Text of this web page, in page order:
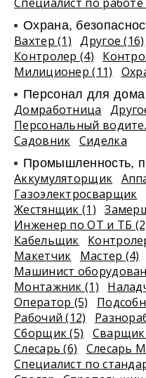
Охрана,
Вахтер (1) Другое (16)
Контролер (4)
Милиционер (11)
Персонал для дома
Домработница
Персональный
Садовник Сиделка
Промышленность,
Аккумуляторщик
Газоэлектросварщик
Жестянщик (1)
Инженер по ОТ и ТБ
Кабельщик
Макетчик
Мастер (4)
Машинист
Монтажник (1)
Оператор (5)
Рабочий (12)
Сборщик (5)
Сварщик
Слесарь (6)
Слесарь
Специалист по